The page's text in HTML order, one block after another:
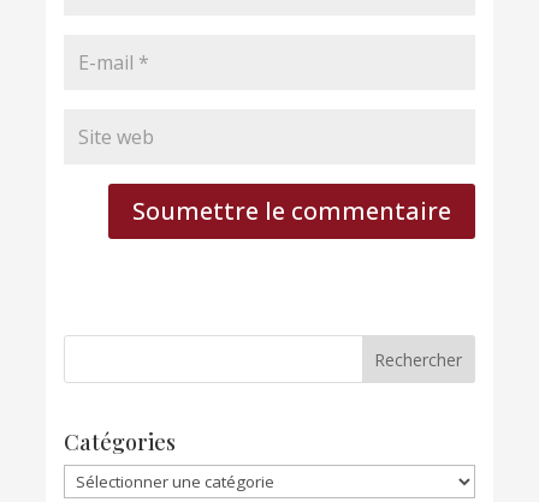
Soumettre le commentaire
Catégories
Catégories